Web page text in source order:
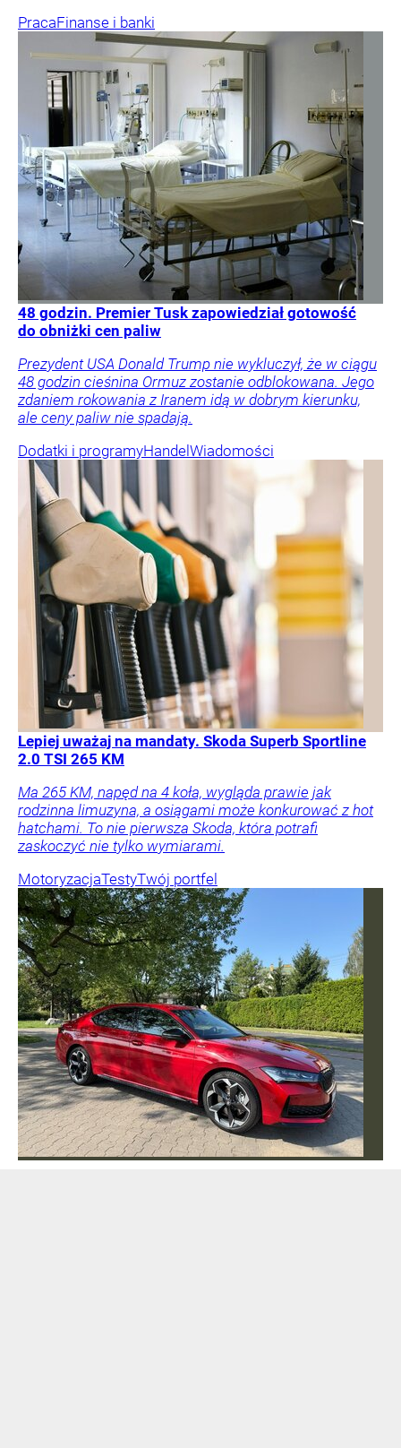
PracaFinanse i banki
48 godzin. Premier Tusk zapowiedział gotowość
do obniżki cen paliw
Prezydent USA Donald Trump nie wykluczył, że w ciągu
48 godzin cieśnina Ormuz zostanie odblokowana. Jego
zdaniem rokowania z Iranem idą w dobrym kierunku,
ale ceny paliw nie spadają.
Dodatki i programyHandel Wiadomości
Lepiej uważaj na mandaty. Skoda Superb Sportline
2.0 TSI 265 KM
Ma 265 KM, napęd na 4 koła, wygląda prawie jak
rodzinna limuzyna, a osiągami może konkurować z hot
hatchami. To nie pierwsza Skoda, która potrafi
zaskoczyć nie tylko wymiarami.
MotoryzacjaTestyTwój portfel